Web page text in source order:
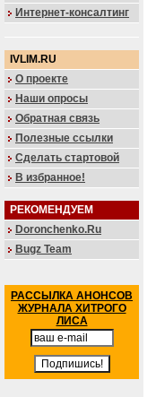
Интернет-консалтинг
IVLIM.RU
О проекте
Наши опросы
Обратная связь
Полезные ссылки
Сделать стартовой
В избранное!
РЕКОМЕНДУЕМ
Doronchenko.Ru
Bugz Team
РАССЫЛКА АНОНСОВ
ЖУРНАЛА ХИТРОГО
ЛИСА